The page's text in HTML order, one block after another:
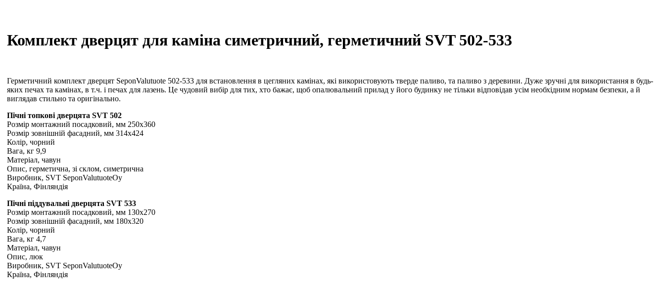
Комплект дверцят для каміна симетричний, герметичний SVT 502-533
Герметичний комплект дверцят SeponValutuote 502-533 для встановлення в цегляних камінах, які використовують тверде паливо, та паливо з деревини. Дуже зручні для використання в будь-
яких печах та камінах, в т.ч. і печах для лазень. Це чудовий вибір для тих, хто бажає, щоб опалювальний прилад у його будинку не тільки відповідав усім необхідним нормам безпеки, а й
виглядав стильно та оригінально.
Пічні топкові дверцята SVT 502
Розмір монтажний посадковий, мм 250х360
Розмір зовнішній фасадний, мм 314х424
Колір, чорний
Вага, кг 9,9
Матеріал, чавун
Опис, герметична, зі склом, симетрична
Виробник, SVT SeponValutuoteOy
Країна, Фінляндія
Пічні піддувальні дверцята SVT 533
Розмір монтажний посадковий, мм 130х270
Розмір зовнішній фасадний, мм 180х320
Колір, чорний
Вага, кг 4,7
Матеріал, чавун
Опис, люк
Виробник, SVT SeponValutuoteOy
Країна, Фінляндія